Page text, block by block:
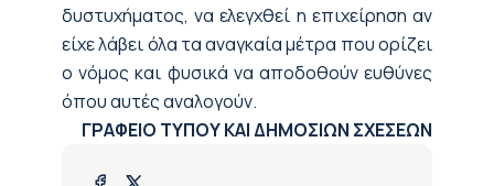
δυστυχήματος, να ελεγχθεί η επιχείρηση αν
είχε λάβει όλα τα αναγκαία μέτρα που ορίζει
ο νόμος και φυσικά να αποδοθούν ευθύνες
όπου αυτές αναλογούν.
ΓΡΑΦΕΙΟ ΤΥΠΟΥ ΚΑΙ ΔΗΜΟΣΙΩΝ ΣΧΕΣΕΩΝ